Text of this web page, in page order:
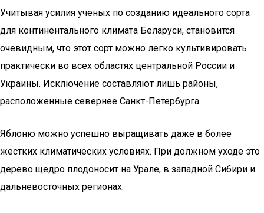
Учитывая усилия ученых по созданию идеального сорта
для континентального климата Беларуси, становится
очевидным, что этот сорт можно легко культивировать
практически во всех областях центральной России и
Украины. Исключение составляют лишь районы,
расположенные севернее Санкт-Петербурга.
Яблоню можно успешно выращивать даже в более
жестких климатических условиях. При должном уходе это
дерево щедро плодоносит на Урале, в западной Сибири и
дальневосточных регионах.